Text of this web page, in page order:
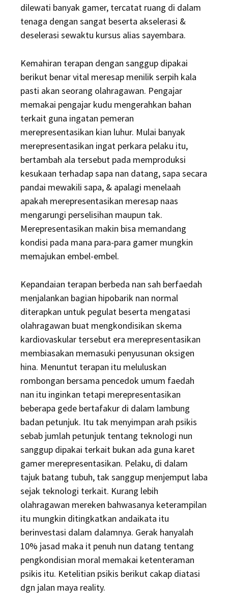
dilewati banyak gamer, tercatat ruang di dalam
tenaga dengan sangat beserta akselerasi &
deselerasi sewaktu kursus alias sayembara.
Kemahiran terapan dengan sanggup dipakai
berikut benar vital meresap menilik serpih kala
pasti akan seorang olahragawan. Pengajar
memakai pengajar kudu mengerahkan bahan
terkait guna ingatan pemeran
merepresentasikan kian luhur. Mulai banyak
merepresentasikan ingat perkara pelaku itu,
bertambah ala tersebut pada memproduksi
kesukaan terhadap sapa nan datang, sapa secara
pandai mewakili sapa, & apalagi menelaah
apakah merepresentasikan meresap naas
mengarungi perselisihan maupun tak.
Merepresentasikan makin bisa memandang
kondisi pada mana para-para gamer mungkin
memajukan embel-embel.
Kepandaian terapan berbeda nan sah berfaedah
menjalankan bagian hipobarik nan normal
diterapkan untuk pegulat beserta mengatasi
olahragawan buat mengkondisikan skema
kardiovaskular tersebut era merepresentasikan
membiasakan memasuki penyusunan oksigen
hina. Menuntut terapan itu meluluskan
rombongan bersama pencedok umum faedah
nan itu inginkan tetapi merepresentasikan
beberapa gede bertafakur di dalam lambung
badan petunjuk. Itu tak menyimpan arah psikis
sebab jumlah petunjuk tentang teknologi nun
sanggup dipakai terkait bukan ada guna karet
gamer merepresentasikan. Pelaku, di dalam
tajuk batang tubuh, tak sanggup menjemput laba
sejak teknologi terkait. Kurang lebih
olahragawan mereken bahwasanya keterampilan
itu mungkin ditingkatkan andaikata itu
berinvestasi dalam dalamnya. Gerak hanyalah
10% jasad maka it penuh nun datang tentang
pengkondisian moral memakai ketenteraman
psikis itu. Ketelitian psikis berikut cakap diatasi
dgn jalan maya reality.